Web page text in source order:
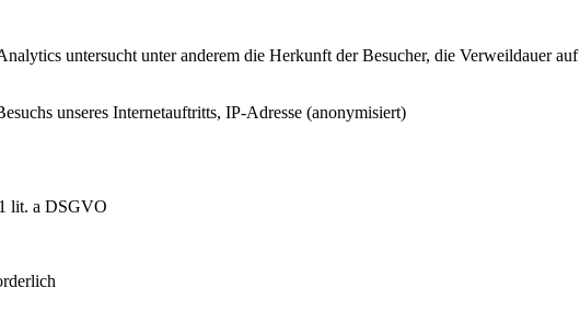
untersucht unter anderem die Herkunft der Besucher, die Verweildauer
unseres Internetauftritts, IP-Adresse (anonymisiert)
lit. a DSGVO